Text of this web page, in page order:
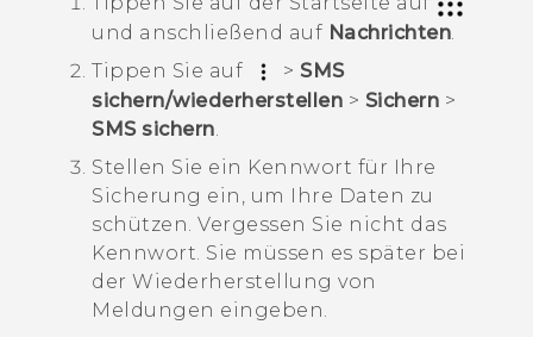
und anschließend auf Nachrichten.
Tippen Sie auf
> SMS
sichern/wiederherstellen > Sichern >
SMS sichern.
Stellen Sie ein Kennwort für Ihre
Sicherung ein, um Ihre Daten zu
schützen. Vergessen Sie nicht das
Kennwort. Sie müssen es später bei
der Wiederherstellung von
Meldungen eingeben.